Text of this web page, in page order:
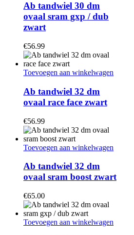
Ab tandwiel 30 dm
ovaal sram gxp / dub
zwart
€56.99
Toevoegen aan winkelwagen
Ab tandwiel 32 dm
ovaal race face zwart
€56.99
Toevoegen aan winkelwagen
Ab tandwiel 32 dm
ovaal sram boost zwart
€65.00
Toevoegen aan winkelwagen